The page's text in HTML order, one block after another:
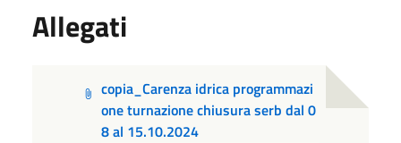
Allegati
copia_Carenza idrica programmazi
one turnazione chiusura serb dal 0
8 al 15.10.2024